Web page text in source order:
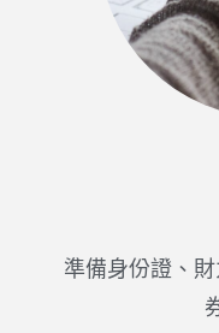
準備身份證、